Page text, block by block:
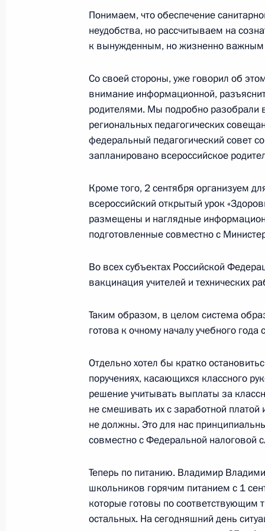
Заседание Национального
3 декабря 2020 года, 18:00
Перечень поручений по итогам
физической культуры и спорта
Совещание с членами
кадетскому корпусу
22 октября 2020 года, 15:00
Встреча с учителями и студентами
5 октября 2020 года, 17:00
квалификациям
23 сентября 2020 года, 17:00
Понимаем, что обеспечение
неудобства, но рассчитываем на
к вынужденным, но жизненно
Со своей стороны, уже говорил об
внимание информационной,
родителями. Мы подробно разобрали
региональных педагогических
федеральный педагогический совет
запланировано всероссийское
Кроме того, 2 сентября организуем
всероссийский открытый урок
размещены и наглядные
подготовленные совместно с
Во всех субъектах Российской
вакцинация учителей и технических
Таким образом, в целом система
готова к очному началу учебного года
Отдельно хотел бы кратко
поручениях, касающихся классного
решение учитывать выплаты за
не смешивать их с заработной
не должны. Это для нас
совместно с Федеральной налоговой
Теперь по питанию. Владимир
школьников горячим питанием с 1
которые готовы по соответствующим
остальных. На сегодняшний день